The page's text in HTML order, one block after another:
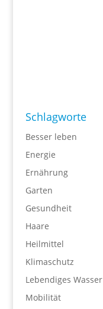
Schlagworte
Besser leben
Energie
Ernährung
Garten
Gesundheit
Haare
Heilmittel
Klimaschutz
Lebendiges Wasser
Mobilität